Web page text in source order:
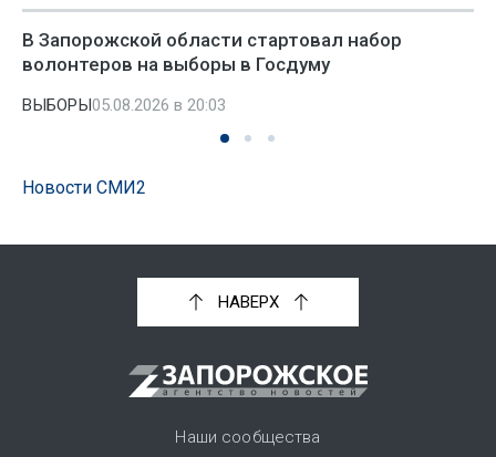
В Запорожской области стартовал набор
волонтеров на выборы в Госдуму
ВЫБОРЫ05.08.2026 в 20:03
Новости СМИ2
НАВЕРХ
Наши сообщества